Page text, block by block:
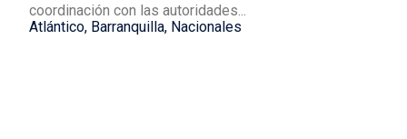
coordinación con las autoridades...
Atlántico, Barranquilla, Nacionales